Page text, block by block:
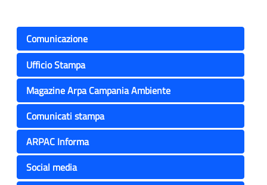
Comunicazione
Ufficio Stampa
Magazine Arpa Campania Ambiente
Comunicati stampa
ARPAC Informa
Social media